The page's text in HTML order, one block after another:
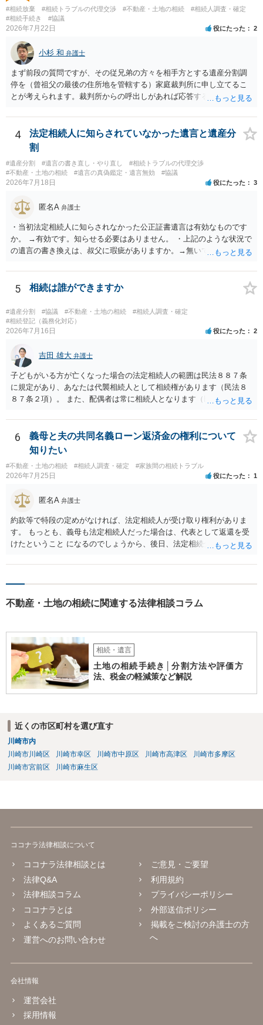
様の意に反する遺産分割協議を行う実益が誰にあったかの立証が困難
であること からすると、実際に遺産分割協議の効力が否定される可能
性はそれほど高くない（立証のハードルは非常に高い）ということが
言えると思います。
#相続放棄 #相続トラブルの代理交渉 #不動産・土地の相続
#相続人調査・確定
#相続手続き
#協議
2026年7月22日 役にたった 2
小杉 和 弁護士
まず前段の質問ですが、その従兄弟の方々を相手方とする遺産分割調
停を（曾祖父の最後の住所地を管轄する）家庭裁判所に申し立てるこ
とが考えられます。裁判所からの呼出しがあれば応答する可能性がま
能と思われます。時間が思った以上にないので必要書類をてきぱきと
揃える必要があります。その点是非御注意ください。
4
法定相続人に知らされていなかった遺言と遺産分
割
#遺産分割 #遺言の書き直し・やり直し
#相続トラブルの代理交渉
#不動産・土地の相続
#遺言の真偽鑑定・遺言無効 #協議
2026年7月18日 役にたった 3
匿名A 弁護士
・当初法定相続人に知らされなかった公正証書遺言は有効なものです
か。 →有効です。知らせる必要はありません。 ・上記のような状況で
の遺言の書き換えは、叔父に瑕疵がありますか。→無いです。 ・分割
ますか。 →本人が自由に決められますので、どこが妥当とは言えない
です。客観的な基準もありません。 ・できれば穏やかに、分割を拒否
することはできますか。 →分割を拒否するということは、遺産はいら
ないということでしょうか。遺言で、受取を指定されててもいらない
と拒否することはできます。理由を説明する必要はありません。
5 相続は誰ができますか
#遺産分割 #協議 #不動産・土地の相続
#相続人調査・確定
#相続登記（義務化対応）
2026年7月16日 役にたった 2
吉田 雄大 弁護士
子どもがいる方が亡くなった場合の法定相続人の範囲は民法８８７条
に規定があり、あなたは代襲相続人として相続権があります（民法８
８７条２項）。 また、配偶者は常に相続人となります（民法８９０
も相続権があります。つまり、孫５人に加えて「おじ又はおば」にも
相続権がある可能性があります。
6
義母と夫の共同名義ローン返済金の権利について
知りたい
#不動産・土地の相続 #相続人調査・確定 #家族間の相続トラブル
2026年7月25日 役にたった 1
匿名A 弁護士
約款等で特段の定めがなければ、法定相続人が受け取り権利がありま
す。 もっとも、義母も法定相続人だった場合は、代表として返還を受
けたということ になるのでしょうから、後日、法定相続分に基づいて
不動産・土地の相続に関連する法律相談コラム
相続・遺言
土地の相続手続き│分割方法や評価方
法、税金の軽減策など解説
近くの市区町村を選び直す
川崎市内
川崎市川崎区
川崎市幸区 川崎市中原区 川崎市高津区
川崎市多摩区
川崎市宮前区
川崎市麻生区
ココナラ法律相談について
ココナラ法律相談とは
法律Q&A
法律相談コラム
ココナラとは
よくあるご質問
運営へのお問い合わせ
ご意見・ご要望
利用規約
プライバシーポリシー
外部送信ポリシー
掲載をご検討の弁護士の方
へ
会社情報
運営会社
採用情報